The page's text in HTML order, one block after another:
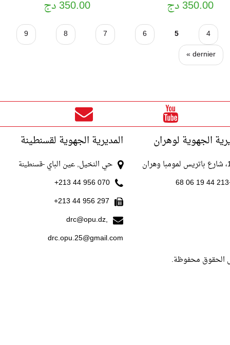
350.00 دج 350.00 دج
4
5
6
7
8
9
dernier »
الجهوية لوهران المديرية الجهوية لقسنطينة
حي النخيل, عين الباي -قسنطينة
070 956 44 213+
297 956 44 213+
drc@opu.dz,
drc.opu.25@gmail.com
الحقوق محفوظة.